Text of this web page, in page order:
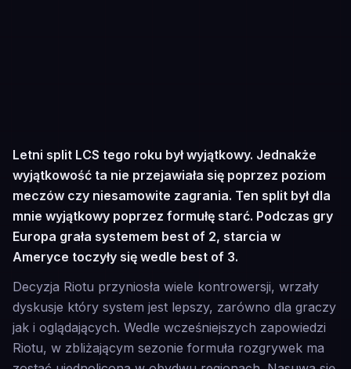
Letni split LCS tego roku był wyjątkowy. Jednakże
wyjątkowość ta nie przejawiała się poprzez poziom
meczów czy niesamowite zagrania. Ten split był dla
mnie wyjątkowy poprzez formułę starć. Podczas gry
Europa grała systemem best of 2, starcia w
Ameryce toczyły się wedle best of 3.
Decyzja Riotu przyniosła wiele kontrowersji, wrzały
dyskusje który system jest lepszy, zarówno dla graczy
jak i oglądających. Wedle wcześniejszych zapowiedzi
Riotu, w zbliżającym sezonie formuła rozgrywek ma